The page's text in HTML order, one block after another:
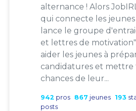
alternance ! Alors
qui connecte les
lance le groupe
et lettres de motivation".
aider les jeunes à
candidatures et mettre
chances de leur...
942 pros 867 jeunes 193
posts